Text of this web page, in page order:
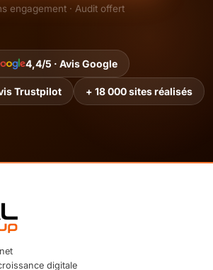
engagement · Audit offert
4,4/5 · Avis Google
Trustpilot + 18 000 sites réalisés
digitale